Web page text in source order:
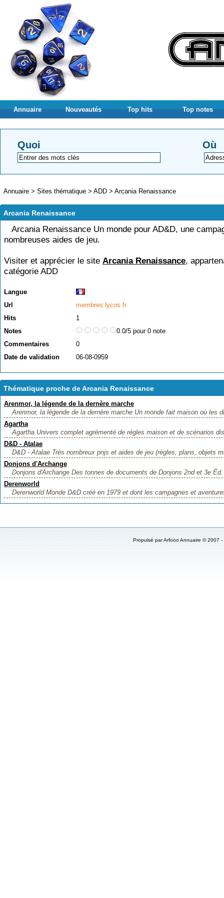
Annuaire Nouveautés Top hits Top notes
Quoi Où
Annuaire > Sites thématique > ADD > Arcania Renaissance
Arcania Renaissance
Arcania Renaissance Un monde pour AD&D, une
nombreuses aides de jeu.
Visiter et apprécier le site Arcania Renaissance,
catégorie ADD
Langue
Url
membres.lycos.fr
Hits
1
Notes
0.0/5 pour 0 note
Commentaires
0
Date de validation
06-08-0959
Thématique proche de Arcania Renaissance
Arenmor, la légende de la dernère marche
Arenmor, la légende de la dernère marche Un monde fait maison où les
Agartha
Agartha Univers complet agrémenté de régles maison et de scénarios
D&D - Atalae
D&D - Atalae Très nombreux pnjs et aides de jeu (règles, plans, objets
Donjons d'Archange
Donjons d'Archange Des tonnes de documents de Donjons 2nd et 3e
Derenworld
Derenworld Monde D&D créé en 1979 et dont les campagnes et
Propulsé parArfooo Annuaire © 2007